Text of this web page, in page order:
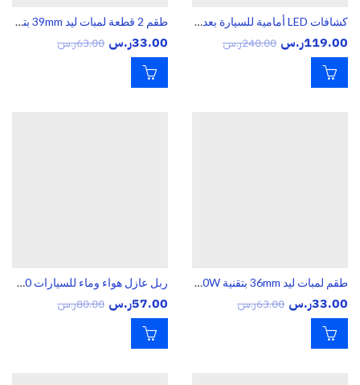
كشافات LED أمامية للسيارة بعدسة Projector – إضاءة قوية عالية التركيز مع قواعد تثبيت
119.00ر.س 240.00ر.س
طقم 2 قطعة لمبات ليد 39mm بتقنية CANBUS Festoon / C5W / C10W
33.00ر.س 63.00ر.س
طقم لمبات ليد 36mm بتقنية CANBUS Festoon / C5W / C10W
33.00ر.س 63.00ر.س
ربل عازل هواء وماء للسيارات 20 متر
57.00ر.س 80.00ر.س